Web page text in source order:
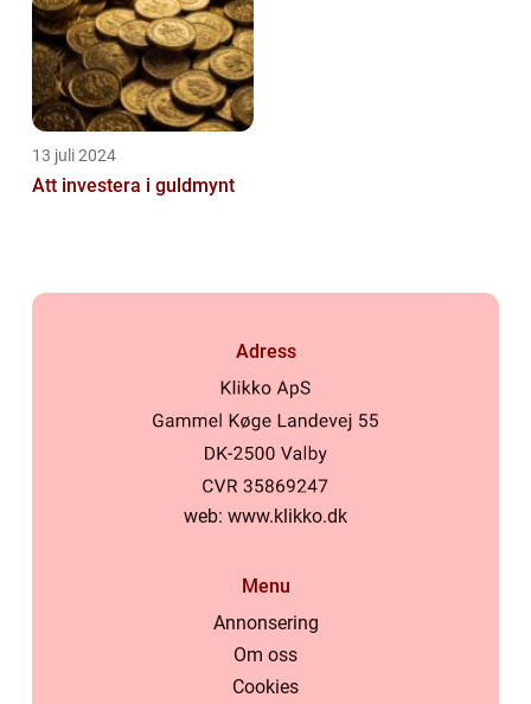
13 juli 2024
Att investera i guldmynt
Adress
web: www.klikko.dk
Menu
Annonsering
Om oss
Cookies